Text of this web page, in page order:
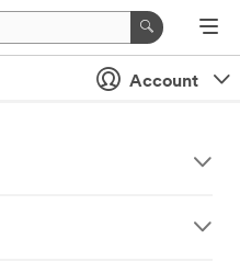
Account